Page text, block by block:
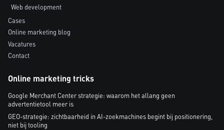
Web development
Cases
Online marketing blog
Vacatures
Contact
Online marketing tricks
Google Merchant Center strategie: waarom het allang geen
advertentietool meer is
GEO-strategie: zichtbaarheid in AI-zoekmachines begint bij positionering,
niet bij tooling